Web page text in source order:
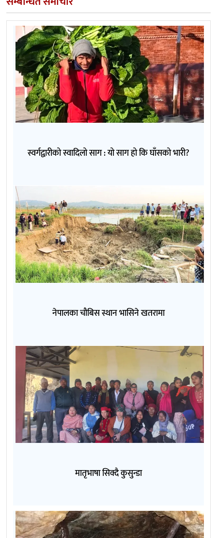
स्वर्गद्वारीको स्वादिलो साग : यो साग हो कि घाँसको भारी?
नेपालका चौबिस स्थान भासिने खतरामा
मातृभाषा सिक्दै कुसुन्डा